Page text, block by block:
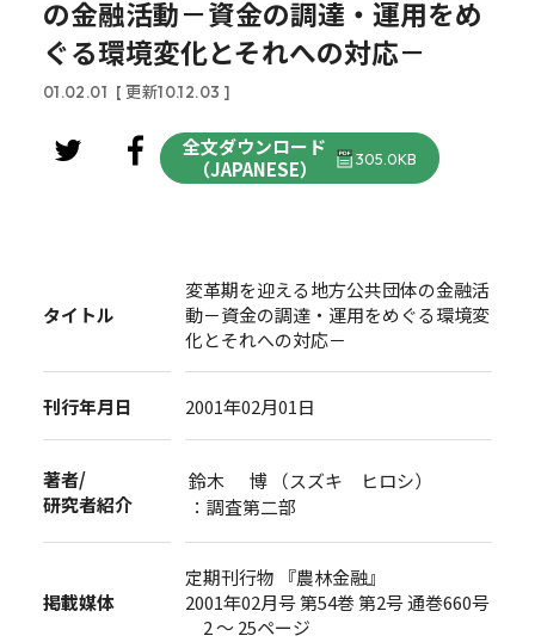
の金融活動－資金の調達・運用をめ
ぐる環境変化とそれへの対応－
01.02.01 [ 更新10.12.03 ]
全文ダウンロード
（JAPANESE）
305.0KB
タイトル
変革期を迎える地方公共団体の金融活
動－資金の調達・運用をめぐる環境変
化とそれへの対応－
刊行年月日 2001年02月01日
著者/
研究者紹介
鈴木 博 （スズキ ヒロシ）
：調査第二部
掲載媒体
定期刊行物 『農林金融』
2001年02月号 第54巻 第2号 通巻660号
2 ～ 25ページ